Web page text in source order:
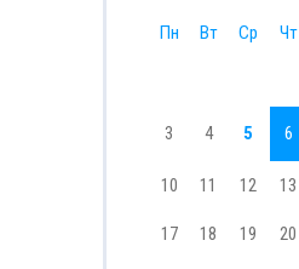
Пн Вт Ср Чт
3 4 5 6
10 11 12 13
17 18 19 20